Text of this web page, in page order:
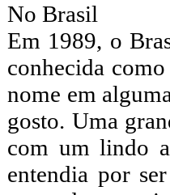
No Brasil
Em 1989, o
conhecida
nome em
gosto. Uma
com um lindo
entendia por